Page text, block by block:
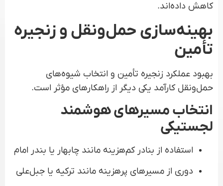
کاهش داده‌اند.
بهینه‌سازی حمل‌ونقل و زنجیره
تأمین
بهبود عملکرد زنجیره تأمین و انتخاب شیوه‌های
حمل‌ونقل کارآمد یکی دیگر از راهکارهای مؤثر است.
انتخاب مسیرهای هوشمند
لجستیکی
استفاده از بنادر کم‌هزینه مانند چابهار یا بندر امام
دوری از مسیرهای پرهزینه مانند ترکیه یا جبل‌علی